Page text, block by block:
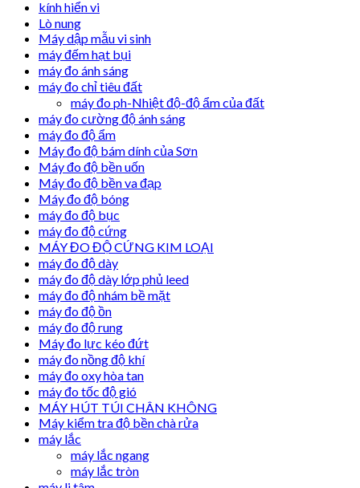
kính hiển vi
Lò nung
Máy dập mẫu vi sinh
máy đếm hạt bụi
máy đo ánh sáng
máy đo chỉ tiêu đất
máy đo ph-Nhiệt độ-độ ẩm của đất
máy đo cường độ ánh sáng
máy đo độ ẩm
Máy đo độ bám dính của Sơn
Máy đo độ bền uốn
Máy đo độ bền va đạp
Máy đo độ bóng
máy đo độ bục
máy đo độ cứng
MÁY ĐO ĐỘ CỨNG KIM LOẠI
máy đo độ dày
máy đo độ dày lớp phủ leed
máy đo độ nhám bề mặt
máy đo độ ồn
máy đo độ rung
Máy đo lực kéo đứt
máy đo nồng độ khí
máy đo oxy hòa tan
máy đo tốc độ gió
MÁY HÚT TÚI CHÂN KHÔNG
Máy kiểm tra độ bền chà rửa
máy lắc
máy lắc ngang
máy lắc tròn